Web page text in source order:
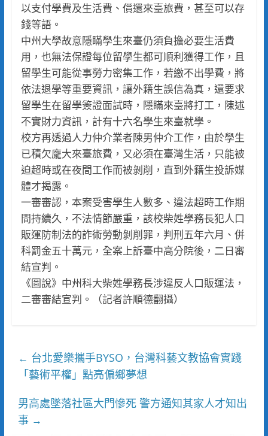
以支付學費及生活費、償還來臺旅費，甚至可以存
錢等語。
中州大學故意隱瞞學生來臺仍須負擔必要生活費
用，也無法保證每位留學生都可順利獲得工作，且
留學生可能從事勞力密集工作，若繳不出學費，將
依法退學等重要資訊，讓外籍生誤信為真，還要求
留學生在留學簽證面試時，隱瞞來臺將打工，陳述
不實財力資訊，計有十六名學生來臺就學。
校方再透過人力仲介業者陳男仲介工作，由於學生
已積欠龐大來臺旅費，又必須在臺灣生活，只能被
迫超時或在夜間工作而被剝削，直到外籍生投訴媒
體才揭露。
一審審認，本案受害學生人數多、違法超時工作期
間持續久，不法情節嚴重，該校柴姓學務長犯人口
販運防制法的詐術勞動剝削罪，判刑五年六月、併
科罰金五十萬元，全案上訴臺中高分院後，二日審
結宣判。
《圖說》中州科大柴姓學務長涉違反人口販運法，
二審審結宣判。（記者許順德翻攝）
← 台北愛樂攜手BYSO，台灣科藝文教協會實踐
「藝術平權」點亮偏鄉夢想
男高處墜落社區大門慘死 警方通知其家人才知出
事 →